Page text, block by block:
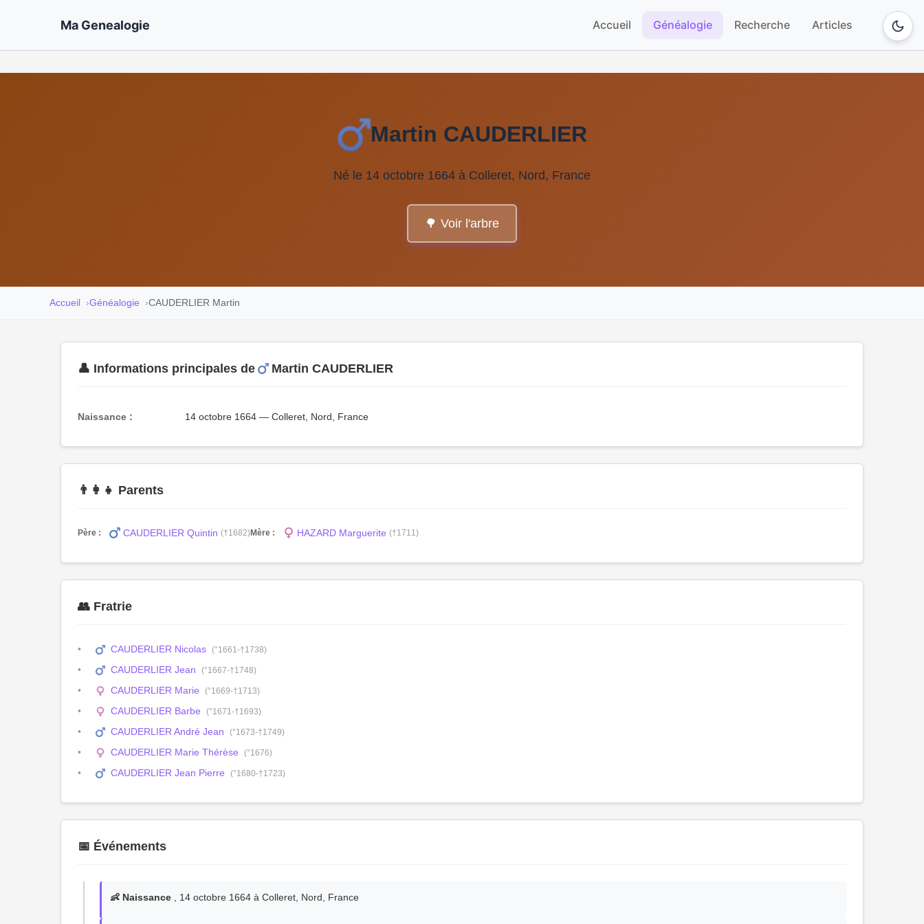
Ma Genealogie Accueil Généalogie Recherche Articles
Martin CAUDERLIER
Né le 14 octobre 1664 à Colleret, Nord, France
🌳 Voir l'arbre
Accueil Généalogie CAUDERLIER Martin
👤 Informations principales de Martin CAUDERLIER
Naissance : 14 octobre 1664 — Colleret, Nord, France
👨‍👩‍👧 Parents
Père : CAUDERLIER Quintin (†1682)Mère : HAZARD Marguerite (†1711)
👥 Fratrie
CAUDERLIER Nicolas (°1661-†1738)
CAUDERLIER Jean (°1667-†1748)
CAUDERLIER Marie (°1669-†1713)
CAUDERLIER Barbe (°1671-†1693)
CAUDERLIER André Jean (°1673-†1749)
CAUDERLIER Marie Thérèse (°1676)
CAUDERLIER Jean Pierre (°1680-†1723)
📅 Événements
👶 Naissance , 14 octobre 1664 à Colleret, Nord, France